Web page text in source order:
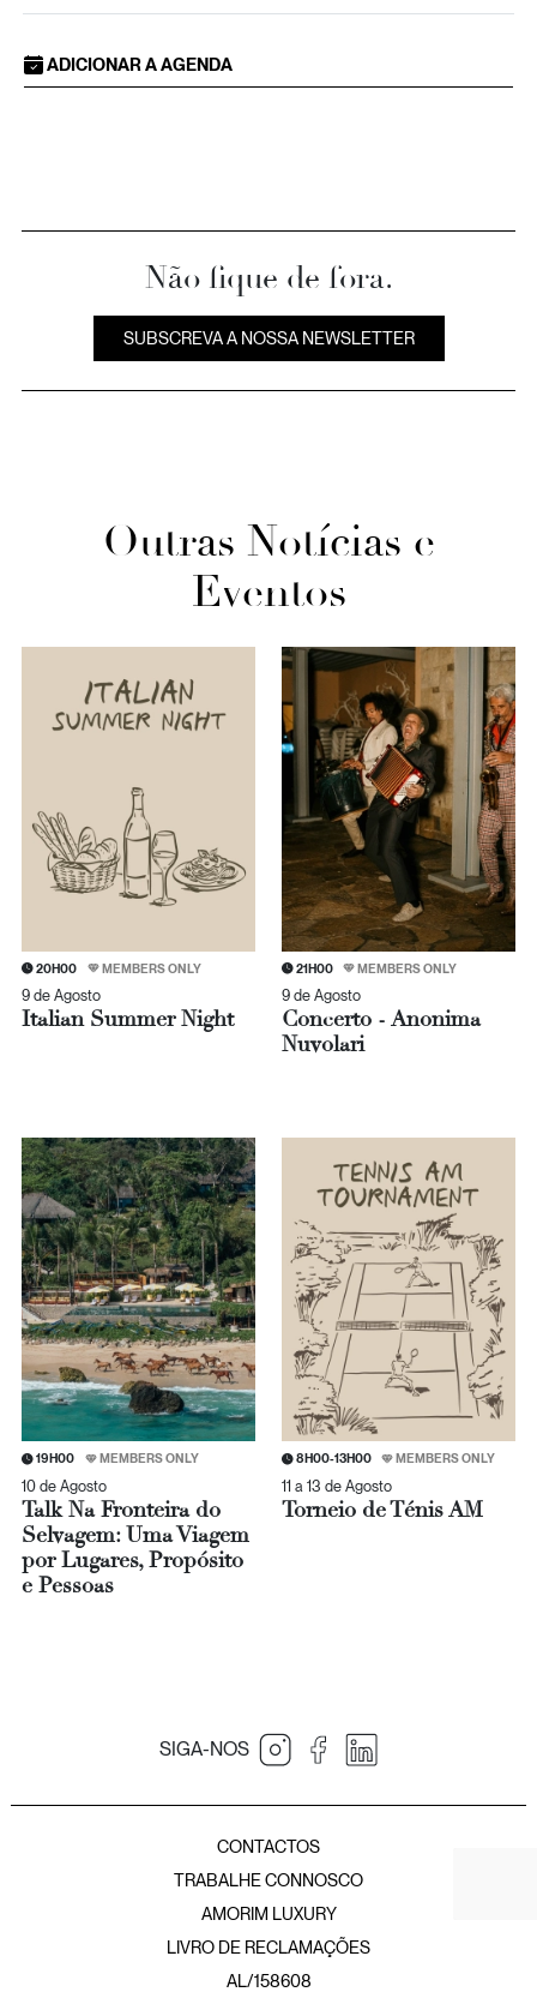
ADICIONAR A AGENDA
Não fique de fora.
SUBSCREVA A NOSSA NEWSLETTER
Outras Notícias e
Eventos
20H00 MEMBERS ONLY
9 de Agosto
Italian Summer Night
21H00 MEMBERS ONLY
9 de Agosto
Concerto - Anonima
Nuvolari
19H00 MEMBERS ONLY
10 de Agosto
Talk Na Fronteira do
Selvagem: Uma Viagem
por Lugares, Propósito
e Pessoas
8H00-13H00 MEMBERS ONLY
11 a 13 de Agosto
Torneio de Ténis AM
SIGA-NOS
JNcQUOI Avenida
JNcQUOI Asia
JNcQUOI Club
JNcQUOI Frou Frou
JNcQUOI Club Comporta
CONTACTOS
TRABALHE CONNOSCO
AMORIM LUXURY
LIVRO DE RECLAMAÇÕES
AL/158608